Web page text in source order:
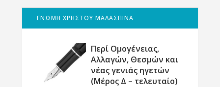
ΓΝΩΜΗ ΧΡΗΣΤΟΥ ΜΑΛΑΣΠΙΝΑ
Περί Ομογένειας,
Αλλαγών, Θεσμών και
νέας γενιάς ηγετών
(Μέρος Δ – τελευταίο)